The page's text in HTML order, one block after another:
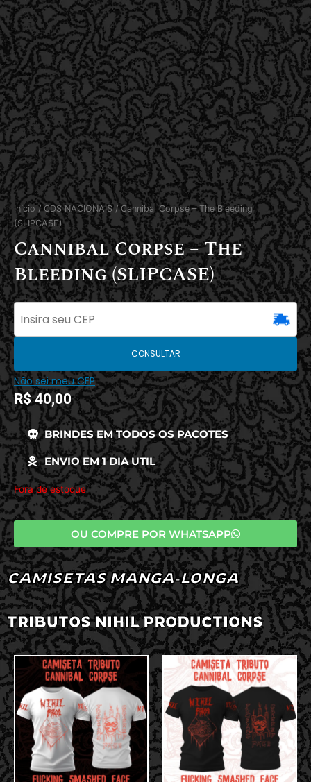
Início/ CDS NACIONAIS/ Cannibal Corpse – The Bleeding
(SLIPCASE)
Cannibal Corpse – The
Bleeding (SLIPCASE)
CONSULTAR
Não sei meu CEP
R$40,00
BRINDES EM TODOS OS PACOTES
ENVIO EM 1 DIA UTIL
Fora de estoque
OU COMPRE POR WHATSAPP
CAMISETAS MANGA-LONGA
TRIBUTOS NIHIL PRODUCTIONS